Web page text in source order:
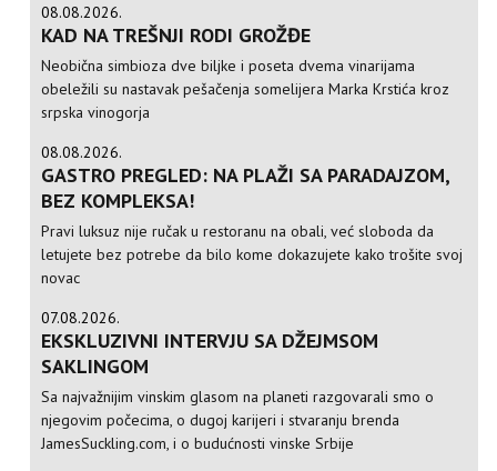
08.08.2026.
KAD NA TREŠNJI RODI GROŽĐE
Neobična simbioza dve biljke i poseta dvema vinarijama
obeležili su nastavak pešačenja somelijera Marka Krstića kroz
srpska vinogorja
08.08.2026.
GASTRO PREGLED: NA PLAŽI SA PARADAJZOM,
BEZ KOMPLEKSA!
Pravi luksuz nije ručak u restoranu na obali, već sloboda da
letujete bez potrebe da bilo kome dokazujete kako trošite svoj
novac
07.08.2026.
EKSKLUZIVNI INTERVJU SA DŽEJMSOM
SAKLINGOM
Sa najvažnijim vinskim glasom na planeti razgovarali smo o
njegovim počecima, o dugoj karijeri i stvaranju brenda
JamesSuckling.com, i o budućnosti vinske Srbije